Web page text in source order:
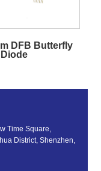
DFB Butterfly
Time Square,
District, Shenzhen,